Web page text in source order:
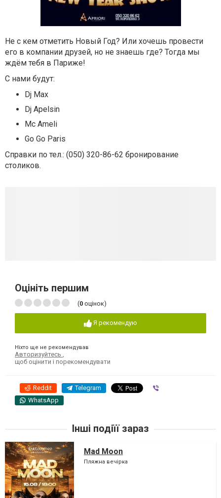
Не с кем отметить Новый Год? Или хочешь провести
его в компании друзей, но не знаешь где? Тогда мы
ждём тебя в Париже!
С нами будут:
Dj Max
Dj Apelsin
Mc Ameli
Go Go Paris
Справки по тел.: (050) 320-86-62 бронирование
столиков.
Оцініть першим
(0 оцінок)
Я рекомендую
Ніхто ще не рекомендував
Авторизуйтесь
щоб оцінити і порекомендувати
Reddit Telegram
WhatsApp
Інші подіїї зараз
Mad Moon
Пляжна вечірка